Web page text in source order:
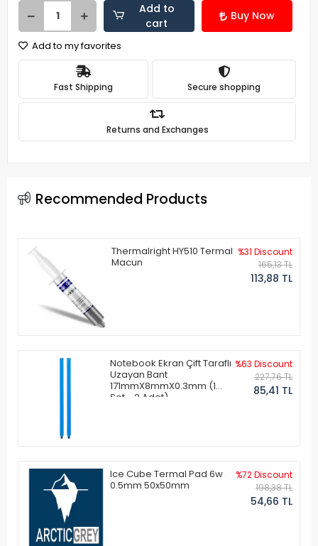
Add to
cart
Buy Now
Add to my favorites
Fast Shipping Secure shopping
Returns and Exchanges
Recommended Products
Thermalright HY510 Termal
Macun
%31 Discount
165,13 TL
113,88 TL
Notebook Ekran Çift Taraflı
Uzayan Bant
171mmX8mmX0.3mm (1
Set - 2 Adet)
%63 Discount
227,76 TL
85,41 TL
Ice Cube Termal Pad 6w
0.5mm 50x50mm
%72 Discount
198,38 TL
54,66 TL